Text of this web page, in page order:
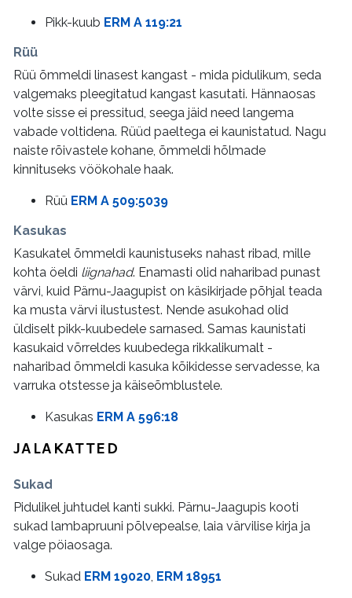
Pikk-kuub ERM A 119:21
Rüü
Rüü õmmeldi linasest kangast - mida pidulikum, seda
valgemaks pleegitatud kangast kasutati. Hännaosas
volte sisse ei pressitud, seega jäid need langema
vabade voltidena. Rüüd paeltega ei kaunistatud. Nagu
naiste rõivastele kohane, õmmeldi hõlmade
kinnituseks vöökohale haak.
Rüü ERM A 509:5039
Kasukas
Kasukatel õmmeldi kaunistuseks nahast ribad, mille
kohta öeldi liignahad. Enamasti olid naharibad punast
värvi, kuid Pärnu-Jaagupist on käsikirjade põhjal teada
ka musta värvi ilustustest. Nende asukohad olid
üldiselt pikk-kuubedele sarnased. Samas kaunistati
kasukaid võrreldes kuubedega rikkalikumalt -
naharibad õmmeldi kasuka kõikidesse servadesse, ka
varruka otstesse ja käiseõmblustele.
Kasukas ERM A 596:18
JALAKATTED
Sukad
Pidulikel juhtudel kanti sukki. Pärnu-Jaagupis kooti
sukad lambapruuni põlvepealse, laia värvilise kirja ja
valge pöiaosaga.
Sukad ERM 19020, ERM 18951